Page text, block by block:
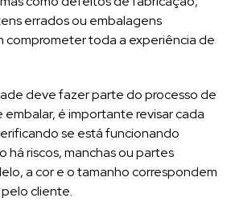
errados ou embalagens
comprometer toda a experiência de
deve fazer parte do processo de
é importante revisar cada
se está funcionando
há riscos, manchas ou partes
a cor e o tamanho correspondem
cliente.